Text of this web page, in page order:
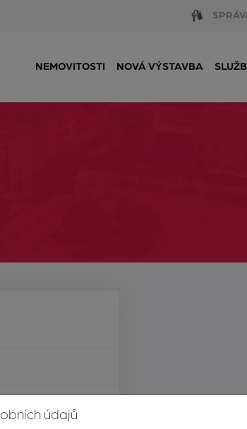
NEMOVITOSTI NOVÁ VÝSTAVBA
údajů